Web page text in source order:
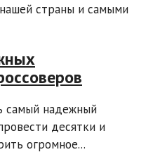
страны и самыми
самый надежный
десятки и
огромное...